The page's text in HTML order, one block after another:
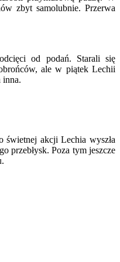
zbyt samolubnie. Przerwa
od podań. Starali się
ale w piątek Lechii
inna.
świetnej akcji Lechia wyszła
przebłysk. Poza tym jeszcze